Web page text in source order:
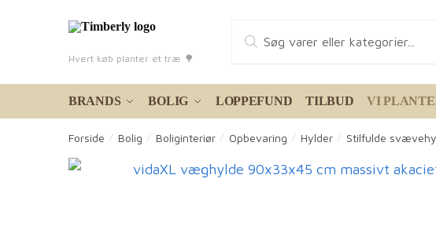
Hvert køb planter et træ 🌳
search
BRANDS BOLIG LOPPEFUND TILBUD VI
Forside / Bolig / Boliginteriør / Opbevaring / Hylder / Stilfulde